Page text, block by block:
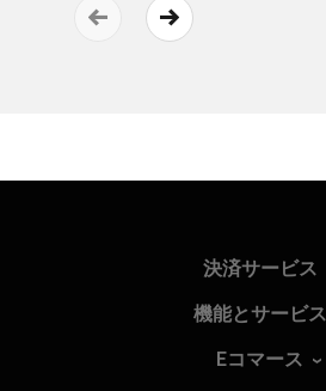
決済サービス
機能とサービス
Eコマース